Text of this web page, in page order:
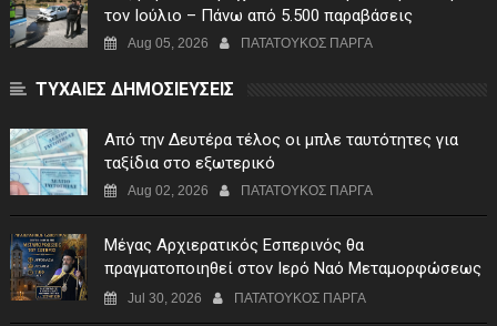
τον Ιούλιο – Πάνω από 5.500 παραβάσεις
Aug 05, 2026 ΠΑΤΑΤΟΥΚΟΣ ΠΑΡΓΑ
ΤΥΧΑΙΕΣ ΔΗΜΟΣΙΕΥΣΕΙΣ
Από την Δευτέρα τέλος οι μπλε ταυτότητες για
ταξίδια στο εξωτερικό
Aug 02, 2026 ΠΑΤΑΤΟΥΚΟΣ ΠΑΡΓΑ
Μέγας Αρχιερατικός Εσπερινός θα
πραγματοποιηθεί στον Ιερό Ναό Μεταμορφώσεως
του Σωτήρος Σταυροχωρίου στης 5 Αυγούστου
Jul 30, 2026 ΠΑΤΑΤΟΥΚΟΣ ΠΑΡΓΑ